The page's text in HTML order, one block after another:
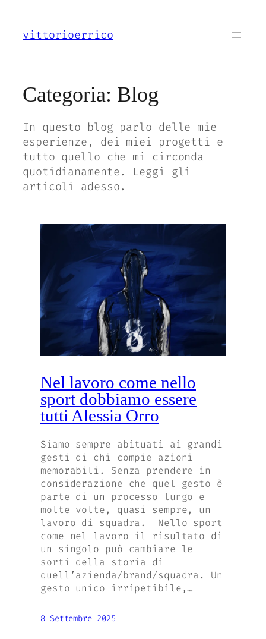
contenuto
vittorioerrico
Categoria: Blog
In questo blog parlo delle mie
esperienze, dei miei progetti e
tutto quello che mi circonda
quotidianamente. Leggi gli
articoli adesso.
Nel lavoro come nello
sport dobbiamo essere
tutti Alessia Orro
Siamo sempre abituati ai grandi
gesti di chi compie azioni
memorabili. Senza prendere in
considerazione che quel gesto è
parte di un processo lungo e
molte volte, quasi sempre, un
lavoro di squadra. Nello sport
come nel lavoro il risultato di
un singolo può cambiare le
sorti della storia di
quell’azienda/brand/squadra. Un
gesto unico irripetibile,…
8 Settembre 2025